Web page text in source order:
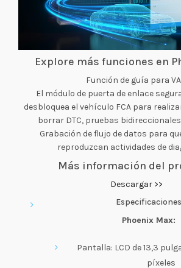
Explore más funciones en
Función de guía para
El módulo de puerta de enlace
desbloquea el vehículo FCA para
borrar DTC, pruebas
Grabación de flujo de datos para
reproduzcan actividades de
Más información del
Descargar >>
Especificaciones
Phoenix Max:
Pantalla: LCD de 13,3
píxeles